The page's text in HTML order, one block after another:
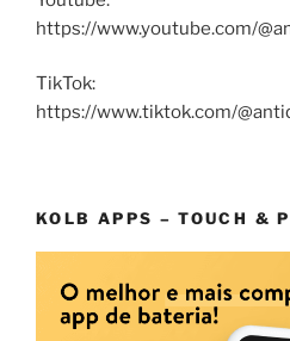
https://www.youtube.com/
TikTok:
https://www.tiktok.com/
KOLB APPS – TOUCH &